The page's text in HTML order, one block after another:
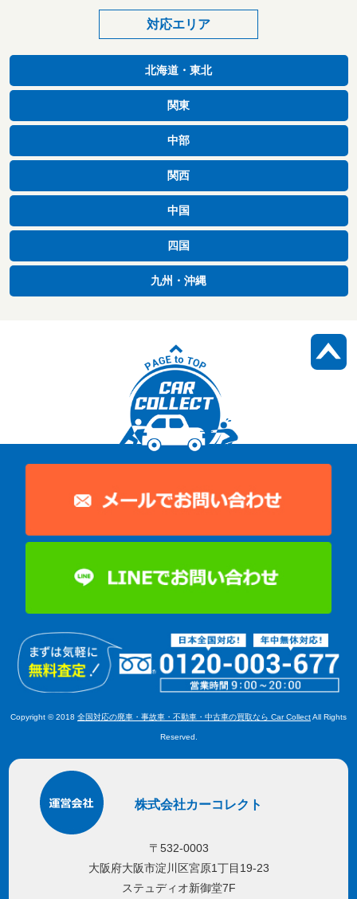
対応エリア
北海道・東北
関東
中部
関西
中国
四国
九州・沖縄
Copyright © 2018 全国対応の廃車・事故車・不動車・中古車の買取なら Car CollectAll Rights
Reserved.
株式会社カーコレクト
〒532-0003
大阪府大阪市淀川区宮原1丁目19-23
ステュディオ新御堂7F